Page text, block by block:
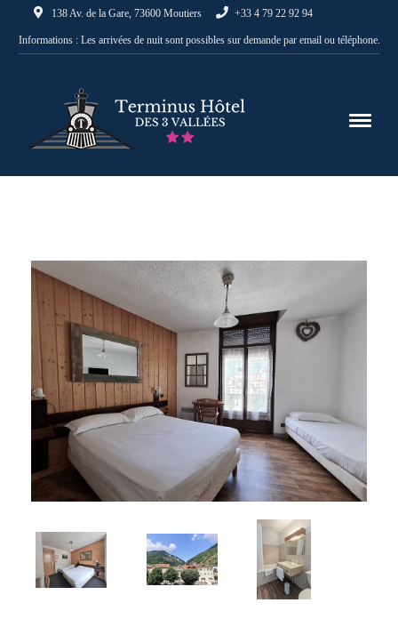
138 Av. de la Gare, 73600 Moutiers +33 4 79 22 92 94
Informations : Les arrivées de nuit sont possibles sur demande par email ou téléphone.